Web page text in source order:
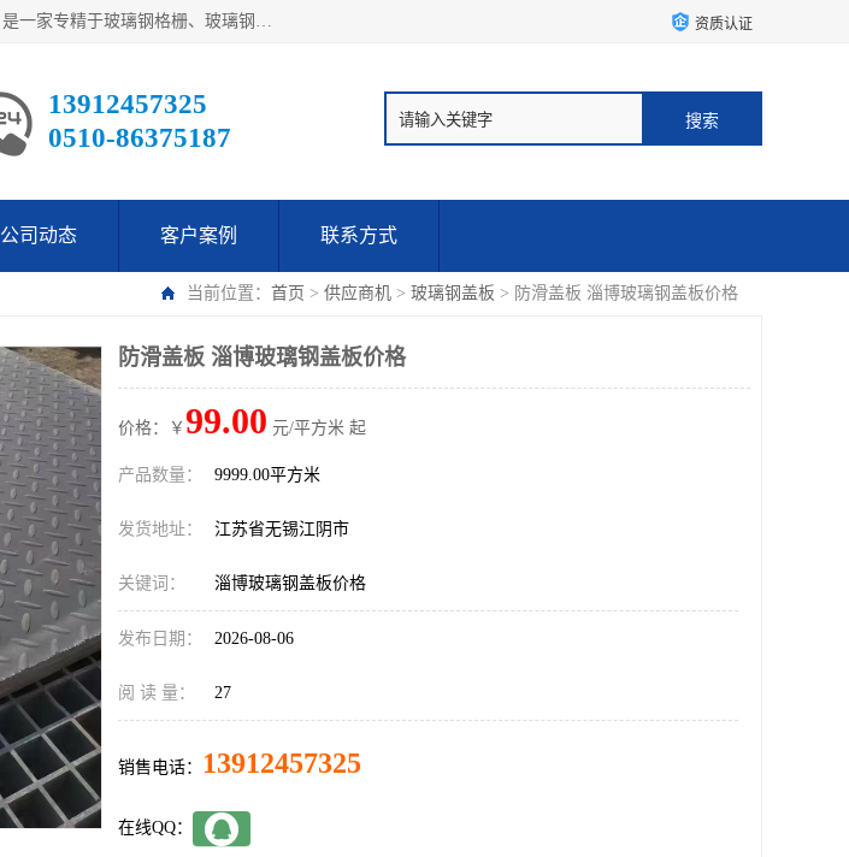
江阴市翔鼎复合材料有限公司,位于美丽富饶的中国经济百强县第一县级市的-江苏省江阴市，是一家专精于玻璃钢格栅、玻璃钢新材料,镀锌钢格板，机械设备生产制造及研发的科技型企业；公司产品已销往了世界多个国家和地区，公司人决心加倍努力愿与广大社会同仁精诚合作共创辉煌！ 资质认证
13912457325
0510-86375187
公司动态 客户案例 联系方式
当前位置： 首页 > 供应商机 > 玻璃钢盖板 > 防滑盖板 淄博玻璃钢盖板价格
防滑盖板 淄博玻璃钢盖板价格
价格：￥ 99.00 元/平方米 起
产品数量： 9999.00平方米
发货地址： 江苏省无锡江阴市
关键词： 淄博玻璃钢盖板价格
发布日期： 2026-08-06
阅 读 量： 27
销售电话： 13912457325
在线QQ：